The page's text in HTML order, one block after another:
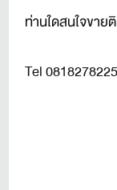
ท่านใดสนใจขาย
Tel